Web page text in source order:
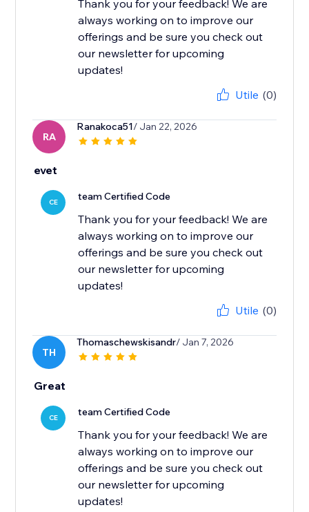
Thank you for your feedback! We are
always working on to improve our
offerings and be sure you check out
our newsletter for upcoming
updates!
Utile (0)
RA
Ranakoca51/ Jan 22, 2026
evet
CE team Certified Code
Thank you for your feedback! We are
always working on to improve our
offerings and be sure you check out
our newsletter for upcoming
updates!
Utile (0)
TH
Thomaschewskisandr/ Jan 7, 2026
Great
CE team Certified Code
Thank you for your feedback! We are
always working on to improve our
offerings and be sure you check out
our newsletter for upcoming
updates!